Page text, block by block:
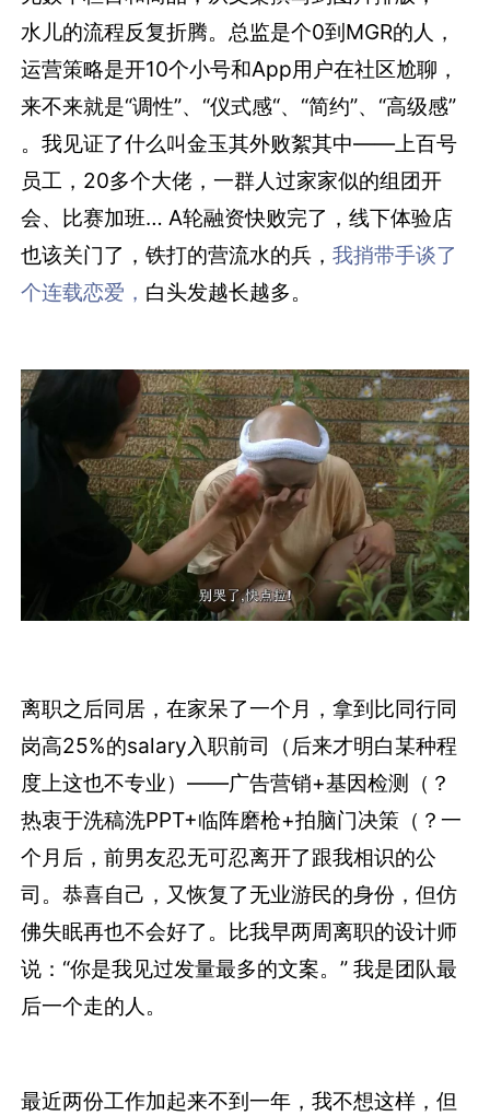
水儿的流程反复折腾。总监是个0到MGR的人，
运营策略是开10个小号和App用户在社区尬聊，
来不来就是“调性”、“仪式感“、“简约”、“高级感”
。我见证了什么叫金玉其外败絮其中——上百号
员工，20多个大佬，一群人过家家似的组团开
会、比赛加班… A轮融资快败完了，线下体验店
也该关门了，铁打的营流水的兵，我捎带手谈了
个连载恋爱， 白头发越长越多。
离职之后同居，在家呆了一个月，拿到比同行同
岗高25%的salary入职前司（后来才明白某种程
度上这也不专业）——广告营销+基因检测（？
热衷于洗稿洗PPT+临阵磨枪+拍脑门决策（？一
个月后，前男友忍无可忍离开了跟我相识的公
司。恭喜自己，又恢复了无业游民的身份，但仿
佛失眠再也不会好了。比我早两周离职的设计师
说：“你是我见过发量最多的文案。” 我是团队最
后一个走的人。
最近两份工作加起来不到一年，我不想这样，但